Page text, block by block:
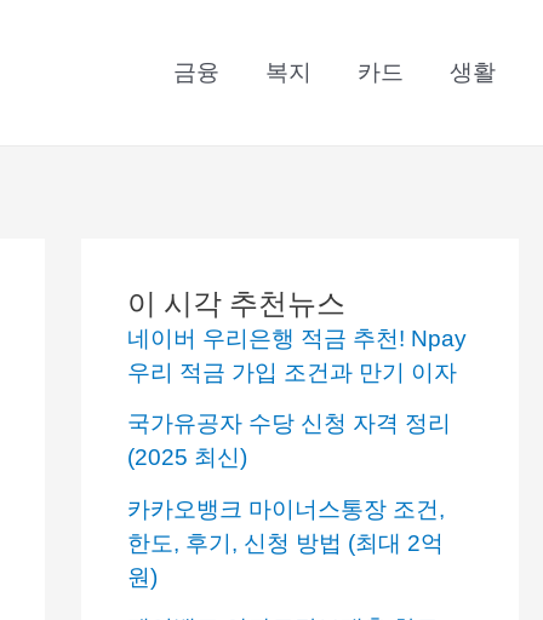
금융 복지 카드 생활
이 시각 추천뉴스
네이버 우리은행 적금 추천! Npay
우리 적금 가입 조건과 만기 이자
국가유공자 수당 신청 자격 정리
(2025 최신)
카카오뱅크 마이너스통장 조건,
한도, 후기, 신청 방법 (최대 2억
원)